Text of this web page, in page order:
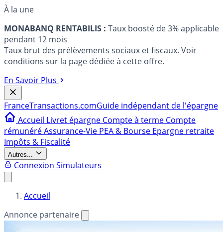
À la une
MONABANQ RENTABILIS : Taux boosté de 3% applicable
pendant 12 mois
Taux brut des prélèvements sociaux et fiscaux. Voir
conditions sur la page dédiée à cette offre.
En Savoir Plus
FranceTransactions.comGuide indépendant de l'épargne
Accueil Livret épargne Compte à terme Compte
rémunéréAssurance-Vie PEA & Bourse Epargne retraite
Impôts & Fiscalité
Autres...
Connexion Simulateurs
Accueil
Annonce partenaire